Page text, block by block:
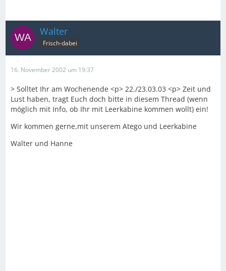
Walter
Frisch-dabei
16. November 2002 um 19:37
> Solltet Ihr am Wochenende <p> 22./23.03.03 <p> Zeit und
Lust haben, tragt Euch doch bitte in diesem Thread (wenn
möglich mit Info, ob Ihr mit Leerkabine kommen wollt) ein!
Wir kommen gerne,mit unserem Atego und Leerkabine
Walter und Hanne